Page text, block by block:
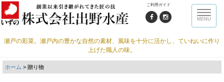
ご利用ガイド
Toggle
MENU
瀬戸の彩菜。瀬戸内の豊かな自然の素材、風味を十分に活かし、ていねいに作り
上げた職人の味。
ホーム > 贈り物